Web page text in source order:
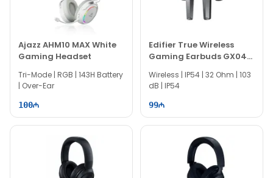
Ajazz AHM10 MAX White
Gaming Headset
Tri-Mode | RGB | 143H Battery
| Over-Ear
100
Edifier True Wireless
Gaming Earbuds GX04
Wireless | IP54 | 32 Ohm | 103
dB | IP54
99